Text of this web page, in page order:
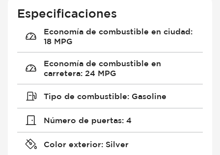
Especificaciones
Economía de combustible en ciudad:
18 MPG
Economía de combustible en
carretera: 24 MPG
Tipo de combustible: Gasoline
Número de puertas: 4
Color exterior: Silver